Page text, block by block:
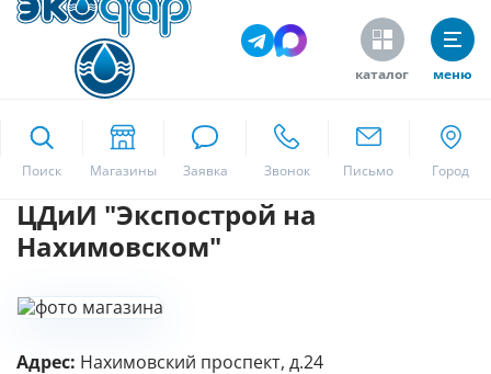
каталог меню
Поиск
Москва
ЦДиИ "Экспострой на
Нахимовском"
Адрес: Нахимовский проспект, д.24